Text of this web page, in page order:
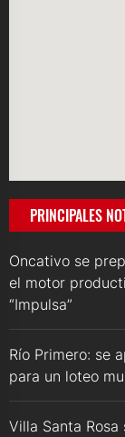
PRINCIPALES
Oncativo se
el motor
“Impulsa”
Río Primero: se
para un loteo
Villa Santa Rosa